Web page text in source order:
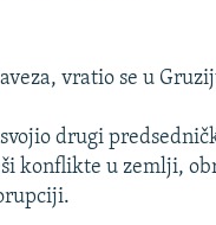
vratio se u
drugi
konflikte u zemlji,